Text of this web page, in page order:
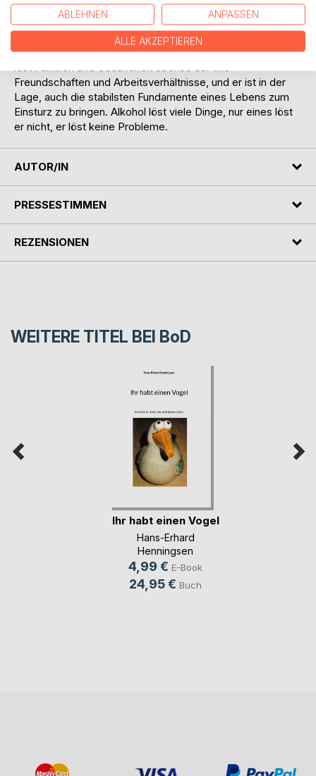
schwierigen Situationen seines Lebens zum Alkohol zu
greifen um dadurch Probleme zu lösen, dann hat sich
dieser Aufwand schon gelohnt. Alkohol ist ein
Lösungsmittel, Alkohol löst Besitz und Kontostände auf, er
Freundschaften und Arbeitsverhältnisse, und er ist in der
Lage, auch die stabilsten Fundamente eines Lebens zum
Einsturz zu bringen. Alkohol löst viele Dinge, nur eines löst
er nicht, er löst keine Probleme.
AUTOR/IN
PRESSESTIMMEN
REZENSIONEN
WEITERE TITEL BEI BoD
Ihr habt einen Vogel
Hans-Erhard
Henningsen
4,99 € E-Book
24,95 € Buch
ABLEHNEN ANPASSEN
ALLE AKZEPTIEREN